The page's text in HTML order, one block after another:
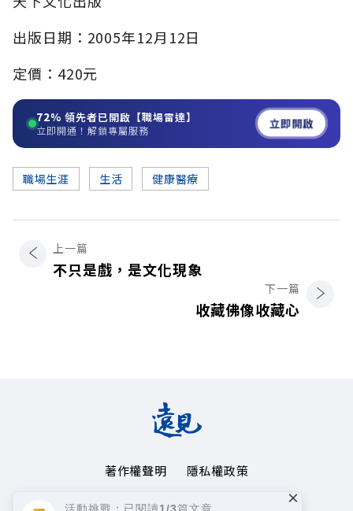
出版日期：2005年12月12日
定價：420元
72% 領先者已開啟【職場雷達】
立即開通！解鎖專屬服務 立即開啟
職場生涯 生活 健康醫療
上一篇
不只是戲，是文化現象
下一篇
收藏佛像收藏心
著作權聲明
隱私權政策
Copyright© 1999~2026
活動挑戰：已閱讀1/3篇文章 ×